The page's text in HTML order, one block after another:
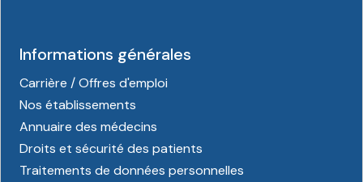
Informations générales
Carrière / Offres d'emploi
Nos établissements
Annuaire des médecins
Droits et sécurité des patients
Traitements de données personnelles